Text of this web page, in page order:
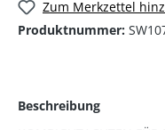
Zum Merkzettel
Produktnummer:
Beschreibung